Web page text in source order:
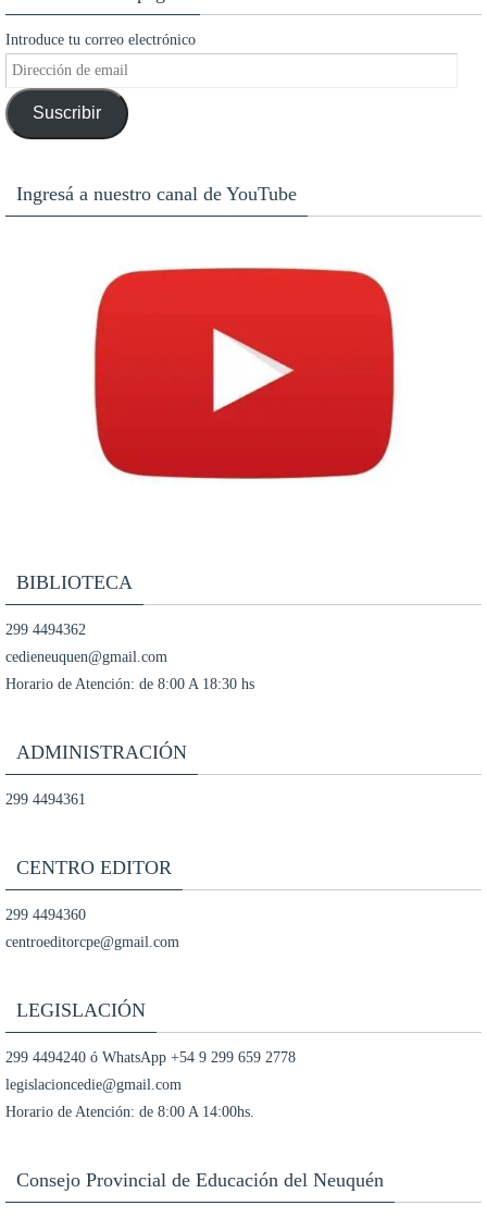
Introduce tu correo electrónico
Dirección
de
emailSuscribir
Ingresá a nuestro canal de YouTube
BIBLIOTECA
299 4494362
cedieneuquen@gmail.com
Horario de Atención: de 8:00 A 18:30 hs
ADMINISTRACIÓN
299 4494361
CENTRO EDITOR
299 4494360
centroeditorcpe@gmail.com
LEGISLACIÓN
299 4494240 ó WhatsApp +54 9 299 659 2778
legislacioncedie@gmail.com
Horario de Atención: de 8:00 A 14:00hs.
Consejo Provincial de Educación del Neuquén